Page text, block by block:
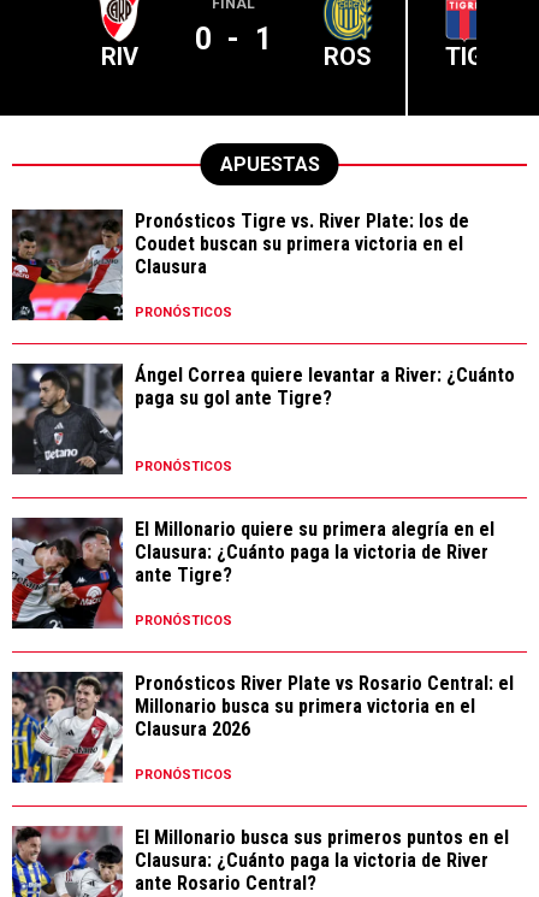
RIV
FINAL
0 - 1 ROS TIG
APUESTAS
Pronósticos Tigre vs. River Plate: los de
Coudet buscan su primera victoria en el
Clausura
PRONÓSTICOS
Ángel Correa quiere levantar a River: ¿Cuánto
paga su gol ante Tigre?
PRONÓSTICOS
El Millonario quiere su primera alegría en el
Clausura: ¿Cuánto paga la victoria de River
ante Tigre?
PRONÓSTICOS
Pronósticos River Plate vs Rosario Central: el
Millonario busca su primera victoria en el
Clausura 2026
PRONÓSTICOS
El Millonario busca sus primeros puntos en el
Clausura: ¿Cuánto paga la victoria de River
ante Rosario Central?